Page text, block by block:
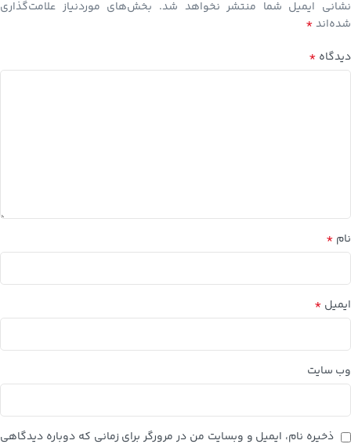
نشانی ایمیل شما منتشر نخواهد شد. بخش‌های موردنیاز علامت‌گذاری
شده‌اند*
دیدگاه *
نام *
ایمیل *
وب‌ سایت
ذخیره نام، ایمیل و وبسایت من در مرورگر برای زمانی که دوباره دیدگاهی